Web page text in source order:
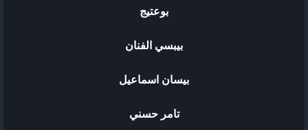
بوعتيج
بيبسي الفنان
بيسان اسماعيل
تامر حسني